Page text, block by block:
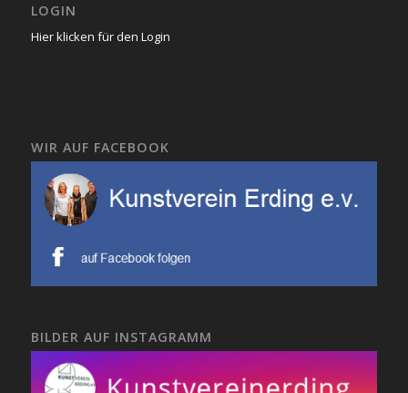
LOGIN
Hier klicken für den Login
WIR AUF FACEBOOK
BILDER AUF INSTAGRAMM